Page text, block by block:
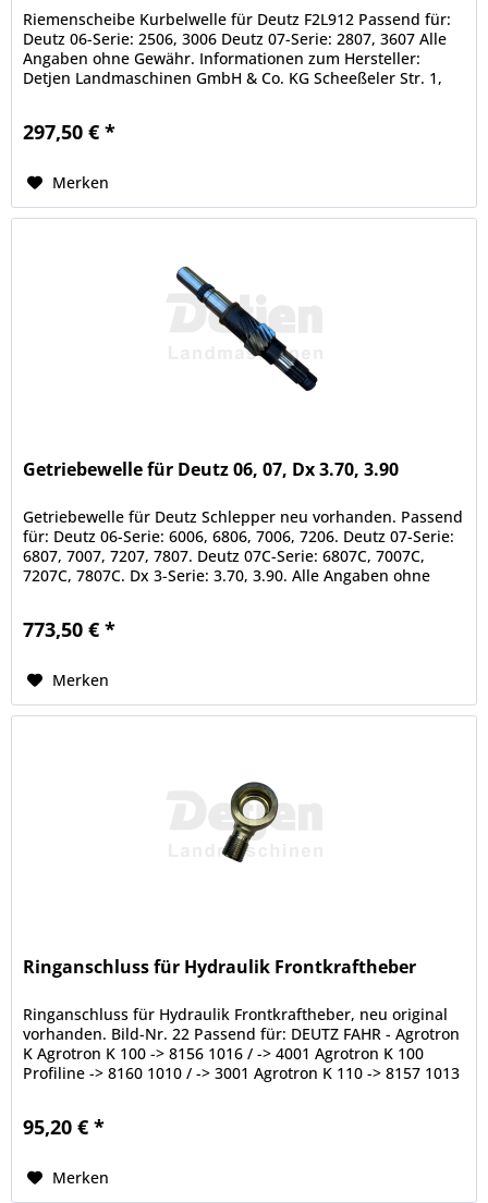
Riemenscheibe Kurbelwelle für Deutz F2L912 Passend für:
Deutz 06-Serie: 2506, 3006 Deutz 07-Serie: 2807, 3607 Alle
Angaben ohne Gewähr. Informationen zum Hersteller:
Detjen Landmaschinen GmbH & Co. KG Scheeßeler Str. 1,
297,50 € *
Merken
Getriebewelle für Deutz 06, 07, Dx 3.70, 3.90
Getriebewelle für Deutz Schlepper neu vorhanden. Passend
für: Deutz 06-Serie: 6006, 6806, 7006, 7206. Deutz 07-Serie:
6807, 7007, 7207, 7807. Deutz 07C-Serie: 6807C, 7007C,
7207C, 7807C. Dx 3-Serie: 3.70, 3.90. Alle Angaben ohne
773,50 € *
Merken
Ringanschluss für Hydraulik Frontkraftheber
Ringanschluss für Hydraulik Frontkraftheber, neu original
vorhanden. Bild-Nr. 22 Passend für: DEUTZ FAHR - Agrotron
K Agrotron K 100 -> 8156 1016 / -> 4001 Agrotron K 100
Profiline -> 8160 1010 / -> 3001 Agrotron K 110 -> 8157 1013
95,20 € *
Merken